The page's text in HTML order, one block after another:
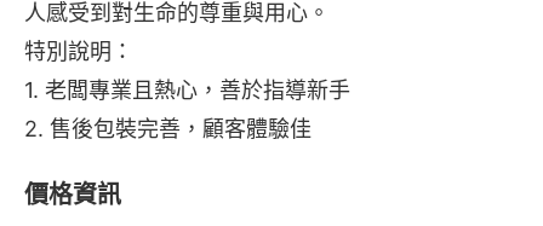
人感受到對生命的尊重與用心。
特別說明：
1. 老闆專業且熱心，善於指導新手
2. 售後包裝完善，顧客體驗佳
價格資訊